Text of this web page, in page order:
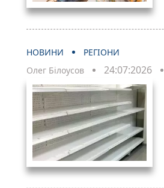
НОВИНИ
РЕГІОНИ
Олег Білоусов
24:07:2026